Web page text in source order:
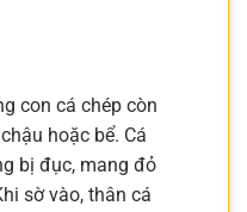
con cá chép còn
hoặc bể. Cá
bị đục, mang đỏ
sờ vào, thân cá